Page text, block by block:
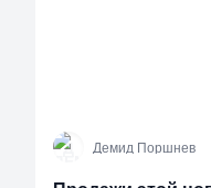
Д Демид Поршнев